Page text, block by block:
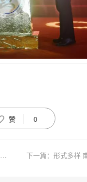
赞 0
上一篇：韩国曹溪宗千华禅林圆觉法师一行参访禅宗祖庭三祖禅寺